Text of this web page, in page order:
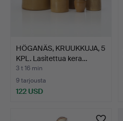
HÖGANÄS, KRUUKKUJA, 5
KPL. Lasitettua kera…
3 t 16 min
9 tarjousta
122 USD